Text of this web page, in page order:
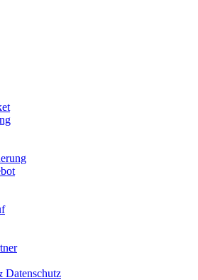
Datenschutz